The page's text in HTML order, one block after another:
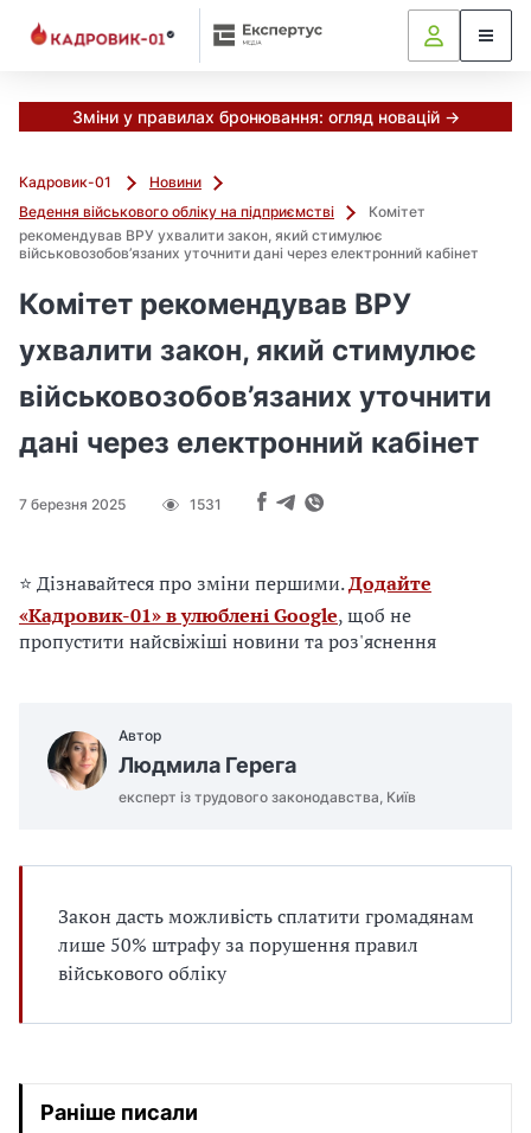
Зміни у правилах бронювання: огляд новацій →
Кадровик-01
Новини
Ведення військового обліку на підприємстві
Комітет
рекомендував ВРУ ухвалити закон, який стимулює
військовозобов’язаних уточнити дані через електронний кабінет
Комітет рекомендував ВРУ
ухвалити закон, який стимулює
військовозобов’язаних уточнити
дані через електронний кабінет
7 березня 2025 1531
⭐ Дізнавайтеся про зміни першими.Додайте
«Кадровик-01» в улюблені Google, щоб не
пропустити найсвіжіші новини та роз'яснення
Автор
Людмила Герега
експерт із трудового законодавства, Київ
Закон дасть можливість сплатити громадянам
лише 50% штрафу за порушення правил
військового обліку
Раніше писали